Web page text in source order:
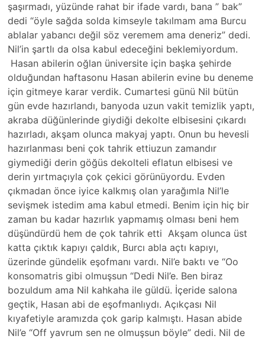
şaşırmadı, yüzünde rahat bir ifade vardı, bana ” bak”
dedi “öyle sağda solda kimseyle takılmam ama Burcu
ablalar yabancı değil söz veremem ama deneriz” dedi.
Nil’in şartlı da olsa kabul edeceğini beklemiyordum.
Hasan abilerin oğlan üniversite için başka şehirde
olduğundan haftasonu Hasan abilerin evine bu deneme
için gitmeye karar verdik. Cumartesi günü Nil bütün
gün evde hazırlandı, banyoda uzun vakit temizlik yaptı,
akraba düğünlerinde giydiği dekolte elbisesini çıkardı
hazırladı, akşam olunca makyaj yaptı. Onun bu hevesli
hazırlanması beni çok tahrik ettiuzun zamandır
giymediği derin göğüs dekolteli eflatun elbisesi ve
derin yırtmaçıyla çok çekici görünüyordu. Evden
çıkmadan önce iyice kalkmış olan yarağımla Nil’le
sevişmek istedim ama kabul etmedi. Benim için hiç bir
zaman bu kadar hazırlık yapmamış olması beni hem
düşündürdü hem de çok tahrik etti Akşam olunca üst
katta çıktık kapıyı çaldık, Burcı abla açtı kapıyı,
üzerinde gündelik eşofmanı vardı. Nil’e baktı ve “Oo
konsomatris gibi olmuşsun “Dedi Nil’e. Ben biraz
bozuldum ama Nil kahkaha ile güldü. İçeride salona
geçtik, Hasan abi de eşofmanlıydı. Açıkçası Nil
kıyafetiyle aramızda çok garip kalmıştı. Hasan abide
Nil’e “Off yavrum sen ne olmuşsun böyle” dedi. Nil de